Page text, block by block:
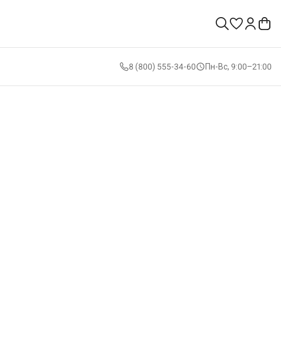
8 (800) 555-34-60 Пн-Вс, 9:00–21:00